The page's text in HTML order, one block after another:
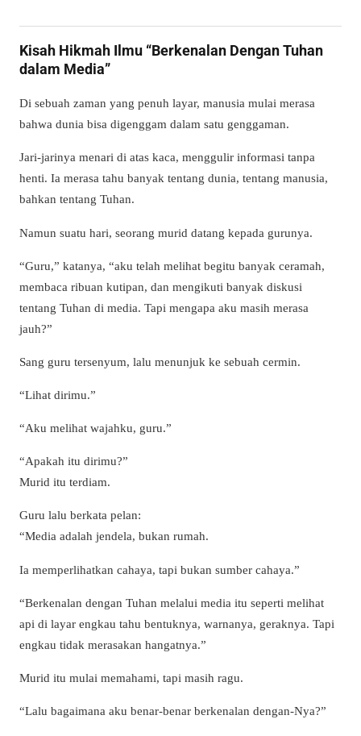
Kisah Hikmah Ilmu “Berkenalan Dengan Tuhan
dalam Media”
Di sebuah zaman yang penuh layar, manusia mulai merasa
bahwa dunia bisa digenggam dalam satu genggaman.
Jari-jarinya menari di atas kaca, menggulir informasi tanpa
henti. Ia merasa tahu banyak tentang dunia, tentang manusia,
bahkan tentang Tuhan.
Namun suatu hari, seorang murid datang kepada gurunya.
“Guru,” katanya, “aku telah melihat begitu banyak ceramah,
membaca ribuan kutipan, dan mengikuti banyak diskusi
tentang Tuhan di media. Tapi mengapa aku masih merasa
jauh?”
Sang guru tersenyum, lalu menunjuk ke sebuah cermin.
“Lihat dirimu.”
“Aku melihat wajahku, guru.”
“Apakah itu dirimu?”
Murid itu terdiam.
Guru lalu berkata pelan:
“Media adalah jendela, bukan rumah.
Ia memperlihatkan cahaya, tapi bukan sumber cahaya.”
“Berkenalan dengan Tuhan melalui media itu seperti melihat
api di layar engkau tahu bentuknya, warnanya, geraknya. Tapi
engkau tidak merasakan hangatnya.”
Murid itu mulai memahami, tapi masih ragu.
“Lalu bagaimana aku benar-benar berkenalan dengan-Nya?”